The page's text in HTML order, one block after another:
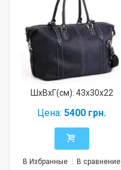
ШхВхГ(см): 43x30x22
Цена: 5400 грн.
В Избранные В сравнение